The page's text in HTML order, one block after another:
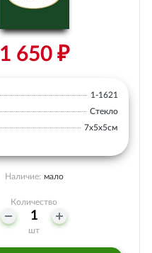
1 650 ₽
1-1621
Стекло
7х5х5см
Наличие: мало
Количество
шт